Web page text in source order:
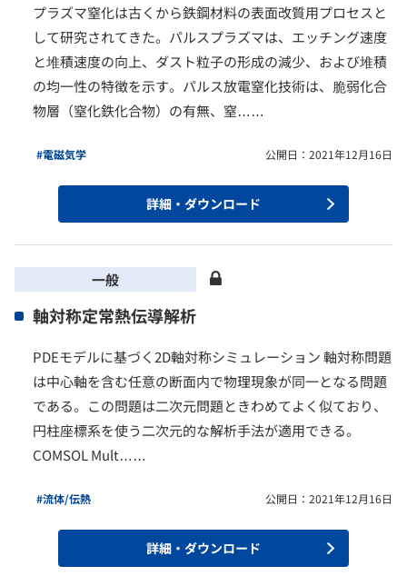
プラズマ窒化は古くから鉄鋼材料の表面改質用プロセスと
して研究されてきた。パルスプラズマは、エッチング速度
と堆積速度の向上、ダスト粒子の形成の減少、および堆積
の均一性の特徴を示す。パルス放電窒化技術は、脆弱化合
物層（窒化鉄化合物）の有無、窒……
#電磁気学 公開日：2021年12月16日
詳細・ダウンロード
一般
軸対称定常熱伝導解析
PDEモデルに基づく2D軸対称シミュレーション 軸対称問題
は中心軸を含む任意の断面内で物理現象が同一となる問題
である。この問題は二次元問題ときわめてよく似ており、
円柱座標系を使う二次元的な解析手法が適用できる。
COMSOL Mult……
#流体/伝熱 公開日：2021年12月16日
詳細・ダウンロード